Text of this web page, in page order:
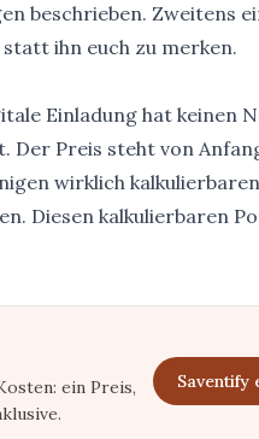
beschrieben. Zweitens
ihn euch zu merken.
Einladung hat keinen
Der Preis steht von
wirklich
. Diesen kalkulierbaren
ein Preis,
Saventify